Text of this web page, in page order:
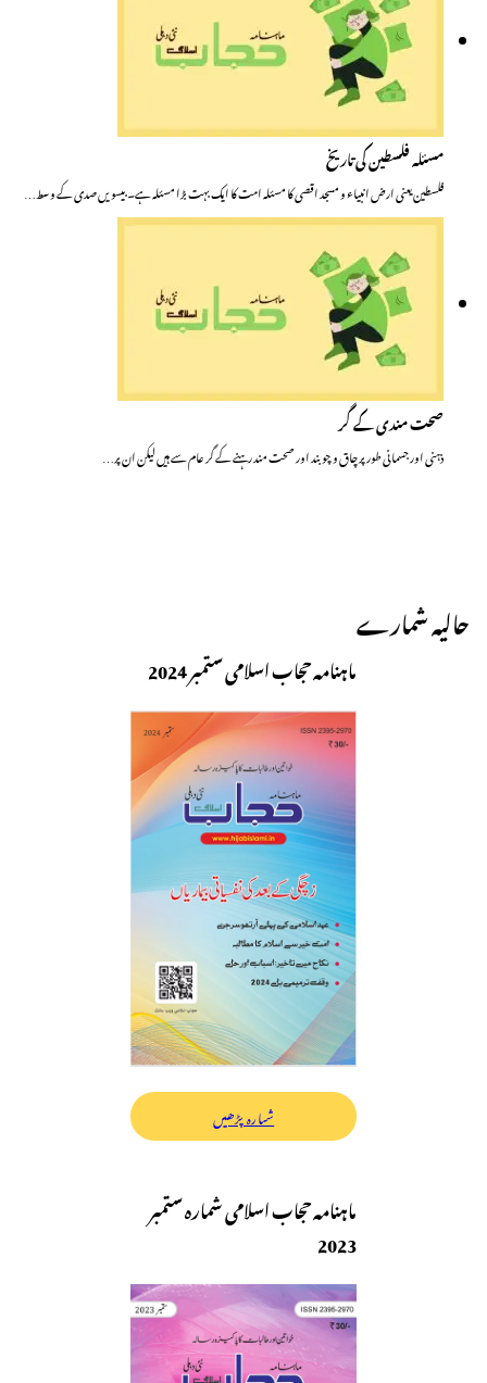
مسئلہ فلسطین کی تاریخ
فلسطین یعنی ارض انبیاء و مسجد اقصی کا مسئلہ امت کا ایک بہت بڑا مسئلہ ہے۔ بیسویں صدی کے وسط…
صحت مندی کے گر
ذہنی اور جسمانی طور پر چاق و چوبند اور صحت مند رہنے کے گر عام سے ہیں لیکن ان پر…
حالیہ شمارے
ماہنامہ حجاب اسلامی ستمبر 2024
شمارہ پڑھیں
ماہنامہ حجاب اسلامی شمارہ ستمبر
2023